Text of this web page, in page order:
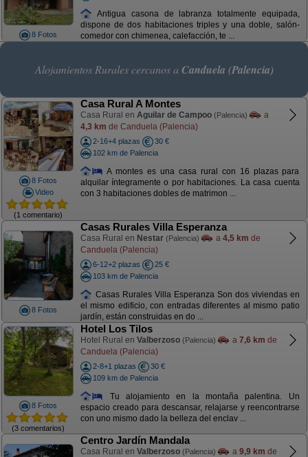
8 Fotos
Antigua casona de labranza totalmente equipada,
dispone de dos habitaciones triples y una doble, salón-
comedor con chimenea, calefacción, te ...
Alojamientos Rurales cercanos a Canduela (Palencia)
8 Fotos
Video
(1 comentario)
Casa Rural A Montes
Casa Rural en Aguilar de Campoo (Palencia)
a
4,3 km de Canduela (Palencia)
2-16+4 plazas
30 €
102 km de Palencia
A montes es una casa rural con 16 plazas para
alquilar íntegramente o por habitaciones. La casa cuenta
con 3 habitaciones dobles de matrimon ...
8 Fotos
Casas Rurales Villa Esperanza
Casa Rural en Nestar (Palencia) a 4,5 km de
Canduela (Palencia)
6-12+2 plazas
25 €
103 km de Palencia
Casas Rurales Villa Esperanza Son dos viviendas en
el mismo edificio, con entradas diferentes al mismo patio
jardín, están construidas en do ...
8 Fotos
(3 comentarios)
Hotel Los Tilos
Hotel Rural en Valberzoso (Palencia) a 7,6 km de
Canduela (Palencia)
2-8+1 plazas
30 €
109 km de Palencia
Tu alojamiento en la montaña palentina. Un
espacio creado para descansar, relajarse y reencontrarse
con uno mismo dado la belleza del enclav ...
Centro Jardín Mandala
Casa Rural en Valberzoso (Palencia) a 9,9 km de